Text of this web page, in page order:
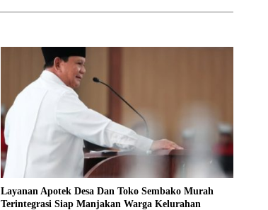
Layanan Apotek Desa Dan Toko Sembako Murah
Terintegrasi Siap Manjakan Warga Kelurahan